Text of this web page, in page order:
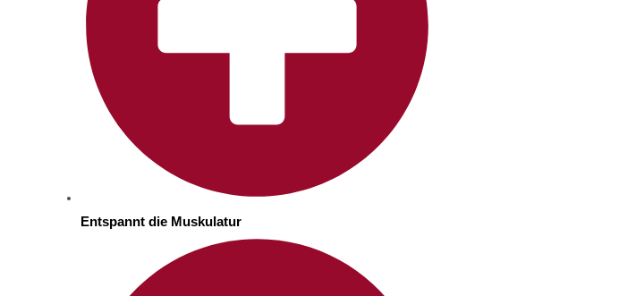
Entspannt die Muskulatur